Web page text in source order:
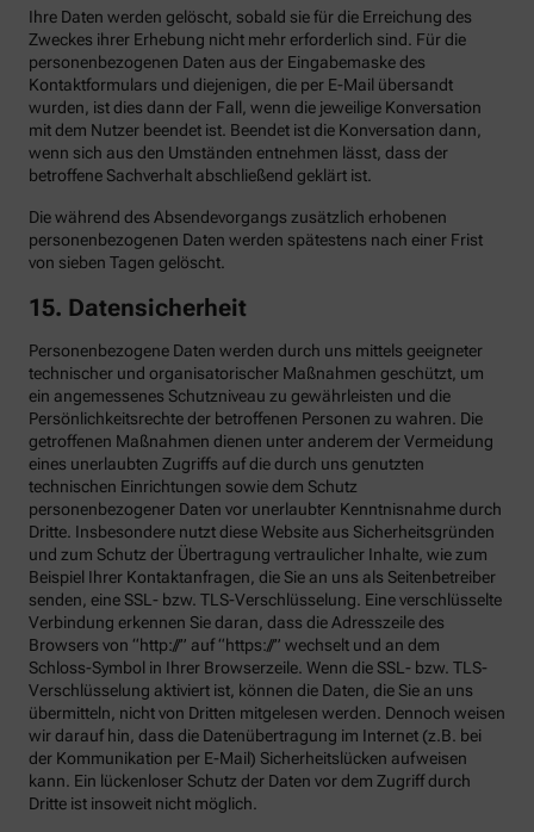
Ihre Daten werden gelöscht, sobald sie für die Erreichung des
Zweckes ihrer Erhebung nicht mehr erforderlich sind. Für die
personenbezogenen Daten aus der Eingabemaske des
Kontaktformulars und diejenigen, die per E-Mail übersandt
wurden, ist dies dann der Fall, wenn die jeweilige Konversation
mit dem Nutzer beendet ist. Beendet ist die Konversation dann,
wenn sich aus den Umständen entnehmen lässt, dass der
betroffene Sachverhalt abschließend geklärt ist.
Die während des Absendevorgangs zusätzlich erhobenen
personenbezogenen Daten werden spätestens nach einer Frist
von sieben Tagen gelöscht.
15. Datensicherheit
Personenbezogene Daten werden durch uns mittels geeigneter
technischer und organisatorischer Maßnahmen geschützt, um
ein angemessenes Schutzniveau zu gewährleisten und die
Persönlichkeitsrechte der betroffenen Personen zu wahren. Die
getroffenen Maßnahmen dienen unter anderem der Vermeidung
eines unerlaubten Zugriffs auf die durch uns genutzten
technischen Einrichtungen sowie dem Schutz
personenbezogener Daten vor unerlaubter Kenntnisnahme durch
Dritte. Insbesondere nutzt diese Website aus Sicherheitsgründen
und zum Schutz der Übertragung vertraulicher Inhalte, wie zum
Beispiel Ihrer Kontaktanfragen, die Sie an uns als Seitenbetreiber
senden, eine SSL- bzw. TLS-Verschlüsselung. Eine verschlüsselte
Verbindung erkennen Sie daran, dass die Adresszeile des
Browsers von “http://” auf “https://” wechselt und an dem
Schloss-Symbol in Ihrer Browserzeile. Wenn die SSL- bzw. TLS-
Verschlüsselung aktiviert ist, können die Daten, die Sie an uns
übermitteln, nicht von Dritten mitgelesen werden. Dennoch weisen
wir darauf hin, dass die Datenübertragung im Internet (z.B. bei
der Kommunikation per E-Mail) Sicherheitslücken aufweisen
kann. Ein lückenloser Schutz der Daten vor dem Zugriff durch
Dritte ist insoweit nicht möglich.